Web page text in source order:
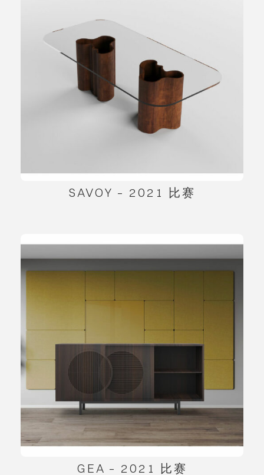
SAVOY – 2021 比赛
GEA – 2021 比赛